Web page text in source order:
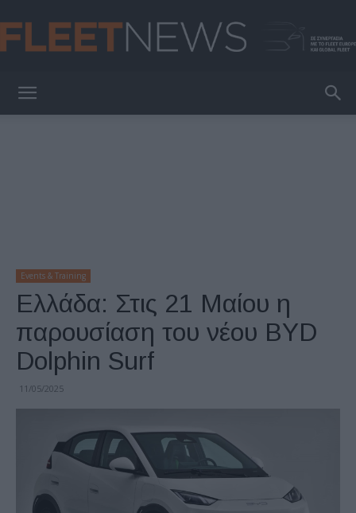
Events & Training
Ελλάδα: Στις 21 Μαίου η
παρουσίαση του νέου BYD
Dolphin Surf
11/05/2025